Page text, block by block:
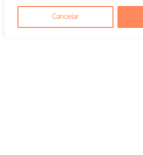
Cancelar